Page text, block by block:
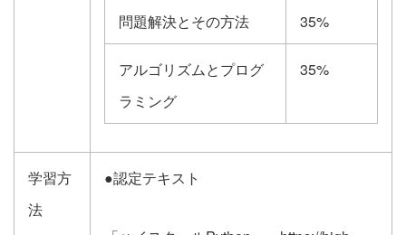
問題解決とその方法 35%
アルゴリズムとプログ
ラミング
35%
学習方
法
●認定テキスト